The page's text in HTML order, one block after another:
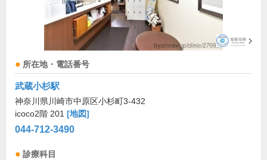
所在地・電話番号
武蔵小杉駅
神奈川県川崎市中原区小杉町3-432
icoco2階 201 [地図]
044-712-3490
診療科目